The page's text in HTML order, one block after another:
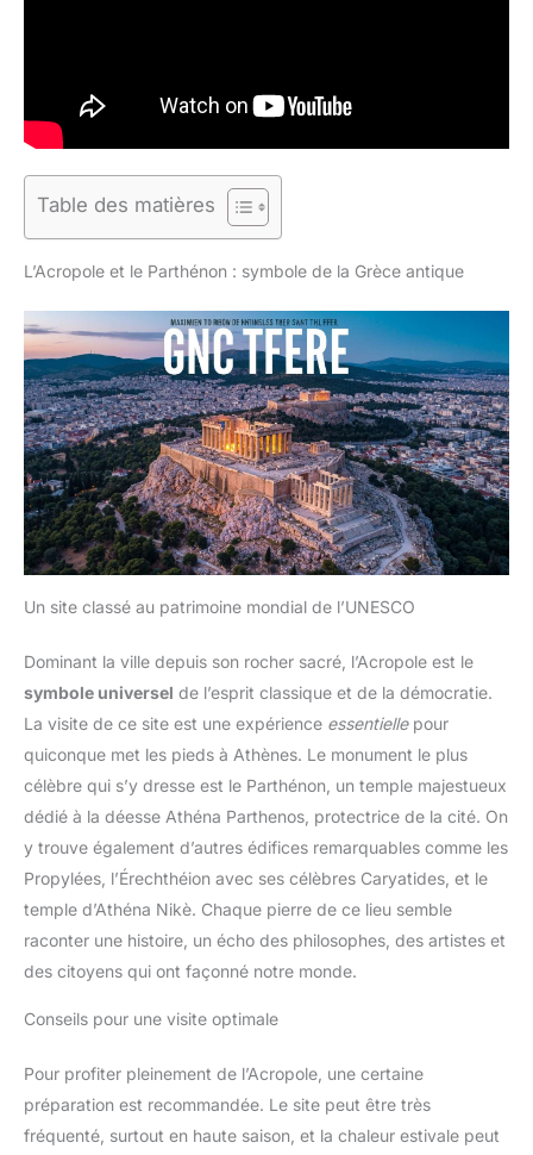
Table des matières
L’Acropole et le Parthénon : symbole de la Grèce antique
Un site classé au patrimoine mondial de l’UNESCO
Dominant la ville depuis son rocher sacré, l’Acropole est le
symbole universel de l’esprit classique et de la démocratie.
La visite de ce site est une expérience essentiellepour
quiconque met les pieds à Athènes. Le monument le plus
célèbre qui s’y dresse est le Parthénon, un temple majestueux
dédié à la déesse Athéna Parthenos, protectrice de la cité. On
y trouve également d’autres édifices remarquables comme les
Propylées, l’Érechthéion avec ses célèbres Caryatides, et le
temple d’Athéna Nikè. Chaque pierre de ce lieu semble
raconter une histoire, un écho des philosophes, des artistes et
des citoyens qui ont façonné notre monde.
Conseils pour une visite optimale
Pour profiter pleinement de l’Acropole, une certaine
préparation est recommandée. Le site peut être très
fréquenté, surtout en haute saison, et la chaleur estivale peut